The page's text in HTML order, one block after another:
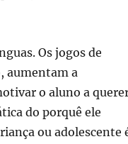
Os jogos de
aumentam a
o aluno a
do porquê ele
ou adolescente